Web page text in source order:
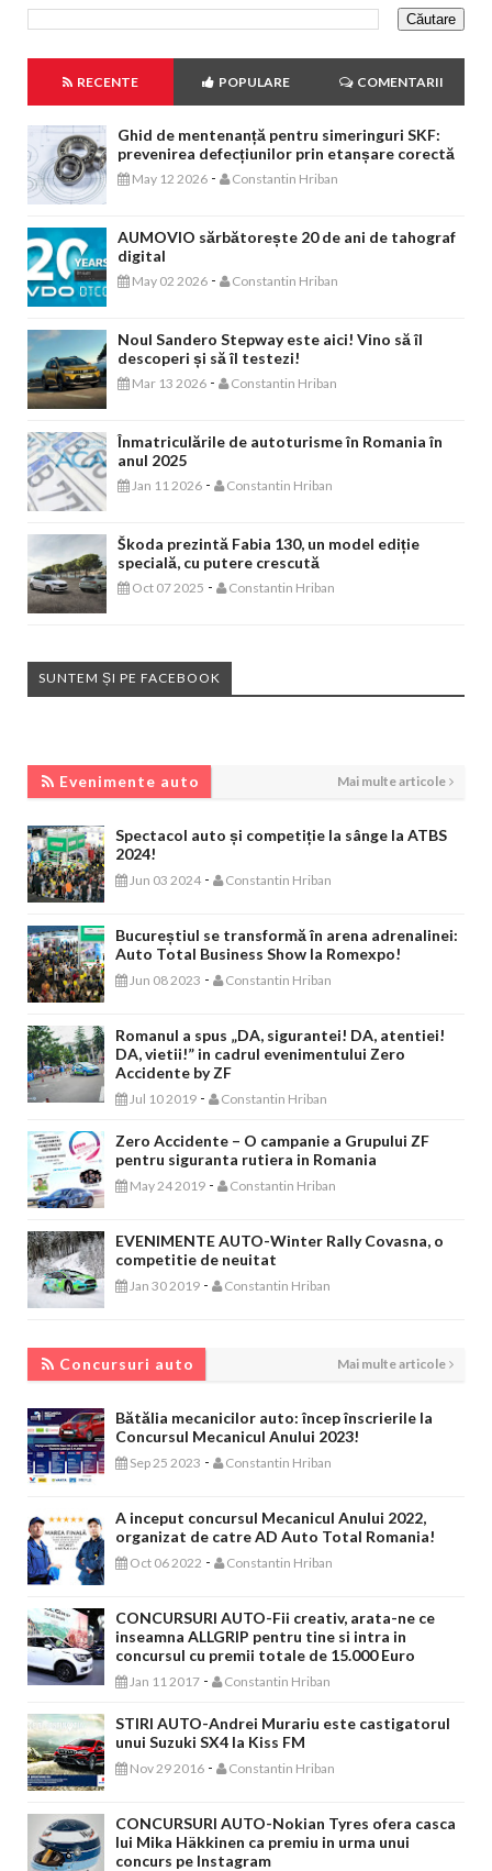
RECENTE POPULARE COMENTARII
Ghid de mentenanță pentru simeringuri SKF:
prevenirea defecțiunilor prin etanșare corectă
May 12 2026 - Constantin Hriban
AUMOVIO sărbătorește 20 de ani de tahograf
digital
May 02 2026 - Constantin Hriban
Noul Sandero Stepway este aici! Vino să îl
descoperi și să îl testezi!
Mar 13 2026 - Constantin Hriban
Înmatriculările de autoturisme în Romania în
anul 2025
Jan 11 2026 - Constantin Hriban
Škoda prezintă Fabia 130, un model ediție
specială, cu putere crescută
Oct 07 2025 - Constantin Hriban
SUNTEM ȘI PE FACEBOOK
Evenimente auto Mai multe articole
Spectacol auto și competiție la sânge la ATBS
2024!
Jun 03 2024 - Constantin Hriban
Bucureștiul se transformă în arena adrenalinei:
Auto Total Business Show la Romexpo!
Jun 08 2023 - Constantin Hriban
Romanul a spus „DA, sigurantei! DA, atentiei!
DA, vietii!” in cadrul evenimentului Zero
Accidente by ZF
Jul 10 2019 - Constantin Hriban
Zero Accidente – O campanie a Grupului ZF
pentru siguranta rutiera in Romania
May 24 2019 - Constantin Hriban
EVENIMENTE AUTO-Winter Rally Covasna, o
competitie de neuitat
Jan 30 2019 - Constantin Hriban
Concursuri auto Mai multe articole
Bătălia mecanicilor auto: încep înscrierile la
Concursul Mecanicul Anului 2023!
Sep 25 2023 - Constantin Hriban
A inceput concursul Mecanicul Anului 2022,
organizat de catre AD Auto Total Romania!
Oct 06 2022 - Constantin Hriban
CONCURSURI AUTO-Fii creativ, arata-ne ce
inseamna ALLGRIP pentru tine si intra in
concursul cu premii totale de 15.000 Euro
Jan 11 2017 - Constantin Hriban
STIRI AUTO-Andrei Murariu este castigatorul
unui Suzuki SX4 la Kiss FM
Nov 29 2016 - Constantin Hriban
CONCURSURI AUTO-Nokian Tyres ofera casca
lui Mika Häkkinen ca premiu in urma unui
concurs pe Instagram